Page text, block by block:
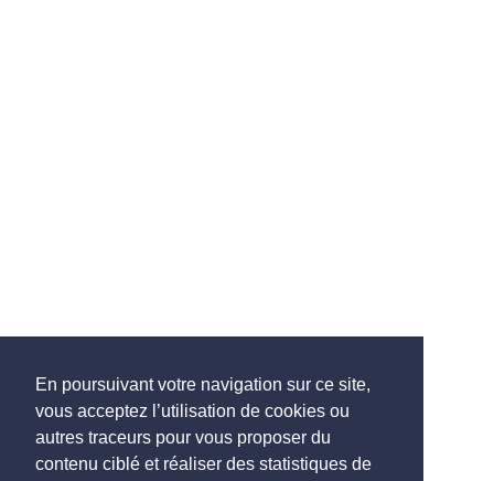
En poursuivant votre navigation sur ce site,
vous acceptez l’utilisation de cookies ou
autres traceurs pour vous proposer du
contenu ciblé et réaliser des statistiques de